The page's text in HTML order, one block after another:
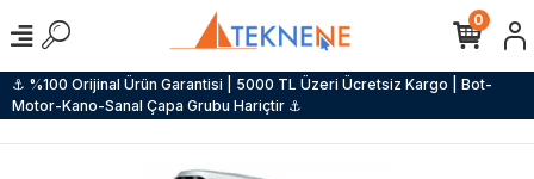
⚓ %100 Orijinal Ürün Garantisi | 5000 TL Üzeri Ücretsiz Kargo | Bot-
Motor-Kano-Sanal Çapa Grubu Hariçtir ⚓
0